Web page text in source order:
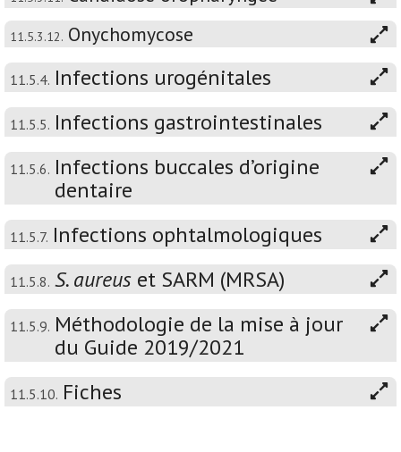
11.5.3.12. Onychomycose
11.5.4. Infections urogénitales
11.5.5. Infections gastrointestinales
11.5.6. Infections buccales d’origine
dentaire
11.5.7. Infections ophtalmologiques
11.5.8. S. aureus et SARM (MRSA)
11.5.9. Méthodologie de la mise à jour
du Guide 2019/2021
11.5.10. Fiches